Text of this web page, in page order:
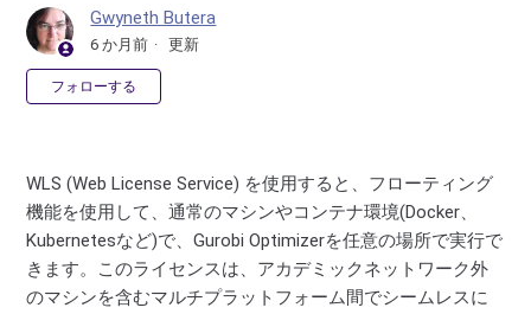
Gwyneth Butera
6 か月前 更新
フォローする
WLS (Web License Service) を使用すると、フローティング
機能を使用して、通常のマシンやコンテナ環境(Docker、
Kubernetesなど)で、Gurobi Optimizerを任意の場所で実行で
きます。このライセンスは、アカデミックネットワーク外
のマシンを含むマルチプラットフォーム間でシームレスに